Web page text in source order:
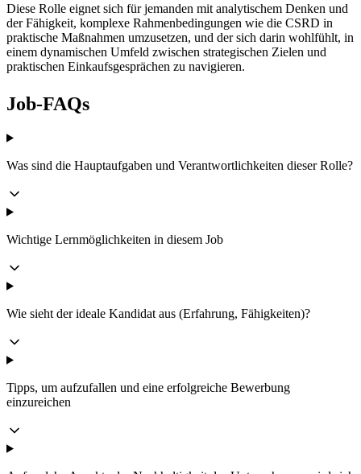
Diese Rolle eignet sich für jemanden mit analytischem Denken und
der Fähigkeit, komplexe Rahmenbedingungen wie die CSRD in
praktische Maßnahmen umzusetzen, und der sich darin wohlfühlt, in
einem dynamischen Umfeld zwischen strategischen Zielen und
praktischen Einkaufsgesprächen zu navigieren.
Job-FAQs
Was sind die Hauptaufgaben und Verantwortlichkeiten dieser Rolle?
Wichtige Lernmöglichkeiten in diesem Job
Wie sieht der ideale Kandidat aus (Erfahrung, Fähigkeiten)?
Tipps, um aufzufallen und eine erfolgreiche Bewerbung
einzureichen